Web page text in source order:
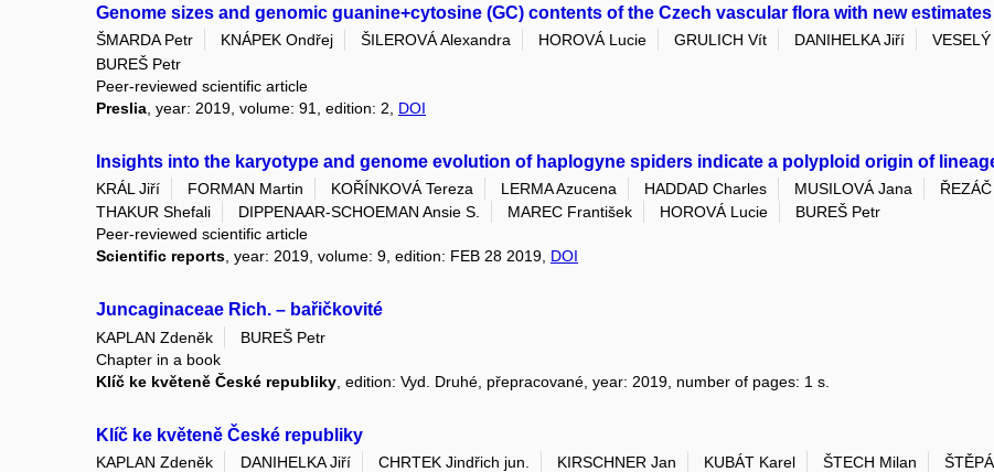
Genome sizes and genomic guanine+cytosine (GC) contents of the Czech vascular flora with new
ŠMARDA Petr KNÁPEK Ondřej ŠILEROVÁ Alexandra HOROVÁ Lucie GRULICH Vít DANIHELKA Jiří
BUREŠ Petr
Peer-reviewed scientific article
Preslia , year: 2019, volume: 91, edition: 2, DOI
Insights into the karyotype and genome evolution of haplogyne spiders indicate a polyploid origin of
KRÁL Jiří FORMAN Martin KOŘÍNKOVÁ Tereza LERMA Azucena HADDAD Charles MUSILOVÁ Jana
THAKUR Shefali
DIPPENAAR-SCHOEMAN Ansie S. MAREC František HOROVÁ Lucie
BUREŠ Petr
Peer-reviewed scientific article
Scientific reports, year: 2019, volume: 9, edition: FEB 28 2019, DOI
Juncaginaceae Rich. – bařičkovité
KAPLAN Zdeněk
BUREŠ Petr
Chapter in a book
Klíč ke květeně České republiky , edition: Vyd. Druhé, přepracované, year: 2019, number of pages: 1 s.
Klíč ke květeně České republiky
KAPLAN Zdeněk DANIHELKA Jiří CHRTEK Jindřich jun. KIRSCHNER Jan KUBÁT Karel ŠTECH Milan